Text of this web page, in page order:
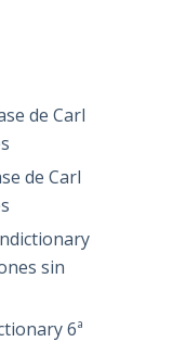
de Carl
de Carl
sin
6ª